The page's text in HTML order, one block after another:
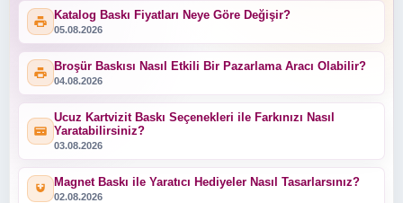
Katalog Baskı Fiyatları Neye Göre Değişir?
05.08.2026
Broşür Baskısı Nasıl Etkili Bir Pazarlama Aracı Olabilir?
04.08.2026
Ucuz Kartvizit Baskı Seçenekleri ile Farkınızı Nasıl
Yaratabilirsiniz?
03.08.2026
Magnet Baskı ile Yaratıcı Hediyeler Nasıl Tasarlarsınız?
02.08.2026